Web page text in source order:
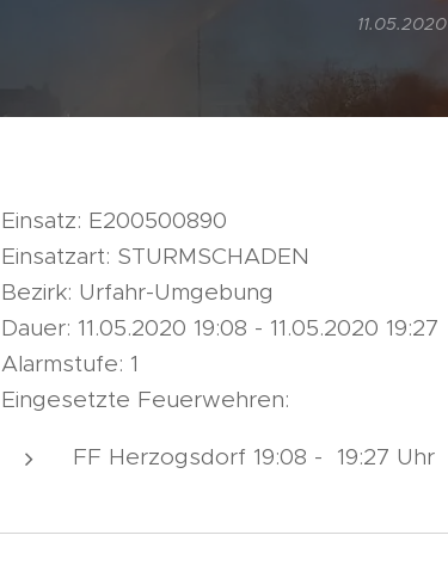
11.05.2020
Einsatz: E200500890
Einsatzart: STURMSCHADEN
Bezirk: Urfahr-Umgebung
Dauer: 11.05.2020 19:08 - 11.05.2020 19:27
Alarmstufe: 1
Eingesetzte Feuerwehren:
FF Herzogsdorf 19:08 - 19:27 Uhr